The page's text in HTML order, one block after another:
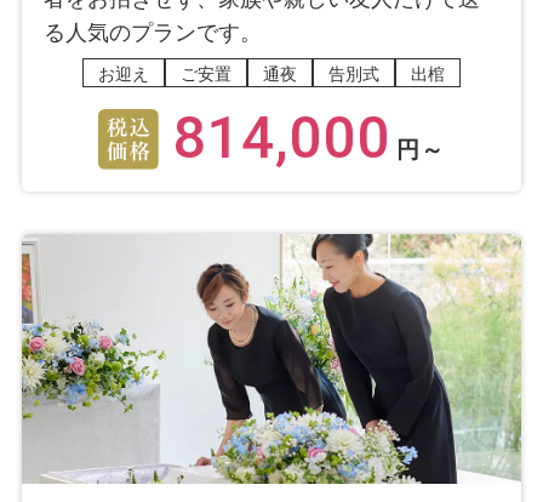
る人気のプランです。
お迎え ご安置 通夜 告別式 出棺
814,000 円～